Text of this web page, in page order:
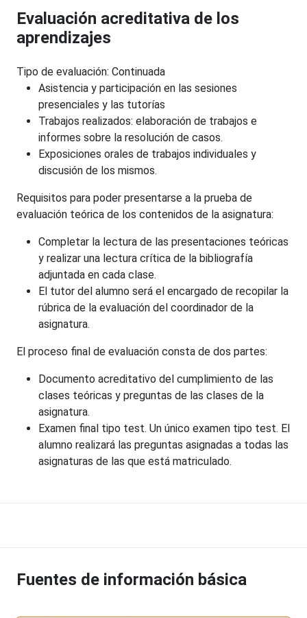
Evaluación acreditativa de los
aprendizajes
Tipo de evaluación: Continuada
Asistencia y participación en las sesiones
presenciales y las tutorías
Trabajos realizados: elaboración de trabajos e
informes sobre la resolución de casos.
Exposiciones orales de trabajos individuales y
discusión de los mismos.
Requisitos para poder presentarse a la prueba de
evaluación teórica de los contenidos de la asignatura:
Completar la lectura de las presentaciones teóricas
y realizar una lectura crítica de la bibliografía
adjuntada en cada clase.
El tutor del alumno será el encargado de recopilar la
rúbrica de la evaluación del coordinador de la
asignatura.
El proceso final de evaluación consta de dos partes:
Documento acreditativo del cumplimiento de las
clases teóricas y preguntas de las clases de la
asignatura.
Examen final tipo test. Un único examen tipo test. El
alumno realizará las preguntas asignadas a todas las
asignaturas de las que está matriculado.
Fuentes de información básica